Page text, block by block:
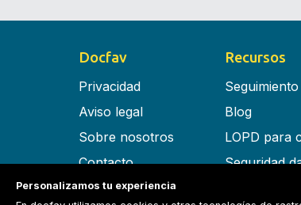
Docfav
Privacidad
Aviso legal
Sobre nosotros
Contacto
Términos y condiciones
Recursos
Blog
LOPD para
Seguridad
Personalizamos tu experiencia